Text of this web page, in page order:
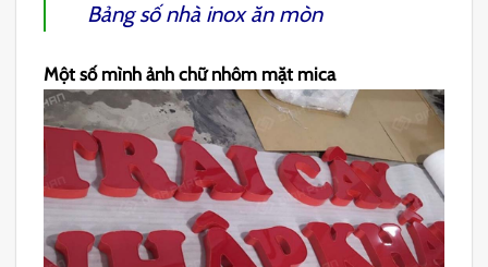
Bảng số nhà inox ăn mòn
Một số mình ảnh chữ nhôm mặt mica